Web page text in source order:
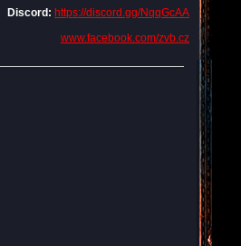
Discord: https://discord.gg/NqqGcAA
www.facebook.com/zvb.cz